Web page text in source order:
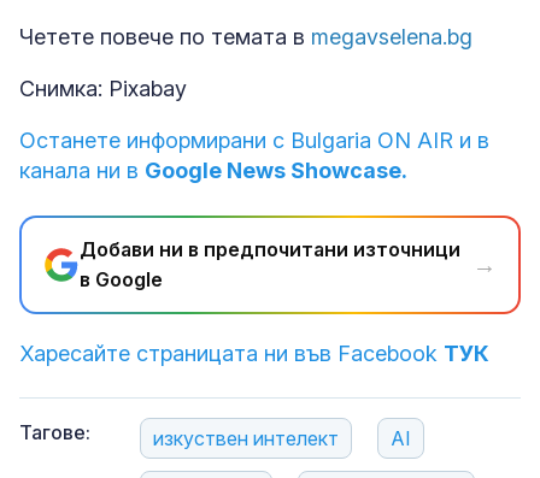
Четете повече по темата в megavselena.bg
Снимка: Pixabay
Останете информирани с Bulgaria ON AIR и в
канала ни в Google News Showcase.
Добави ни в предпочитани източници
в Google
→
Харесайте страницата ни във Facebook ТУК
Тагове: изкуствен интелект AI